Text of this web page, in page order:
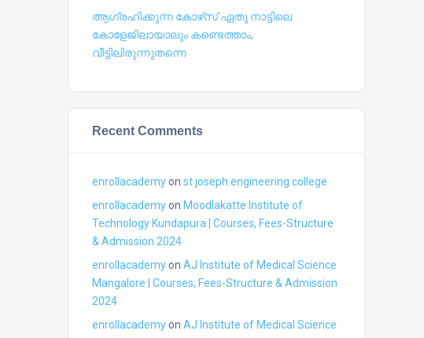
ആഗ്രഹിക്കുന്ന കോഴ്‍സ് ഏതു നാട്ടിലെ
കോളേജിലായാലും കണ്ടെത്താം,
വീട്ടിലിരുന്നുതന്നെ
Recent Comments
enrollacademyon st joseph engineering college
enrollacademyon Moodlakatte Institute of
Technology Kundapura | Courses, Fees-Structure
& Admission 2024
enrollacademyon AJ Institute of Medical Science
Mangalore | Courses, Fees-Structure & Admission
2024
enrollacademyon AJ Institute of Medical Science